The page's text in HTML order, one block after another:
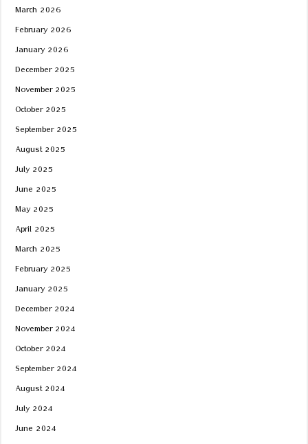
March 2026
February 2026
January 2026
December 2025
November 2025
October 2025
September 2025
August 2025
July 2025
June 2025
May 2025
April 2025
March 2025
February 2025
January 2025
December 2024
November 2024
October 2024
September 2024
August 2024
July 2024
June 2024